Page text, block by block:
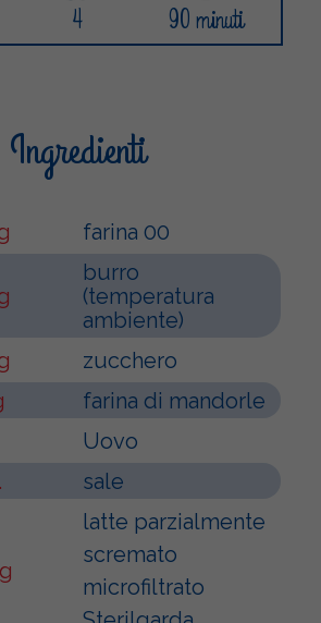
4 90 minuti
Ingredienti
farina 00
burro
(temperatura
ambiente)
zucchero
farina di mandorle
Uovo
sale
latte parzialmente
scremato
microfiltrato